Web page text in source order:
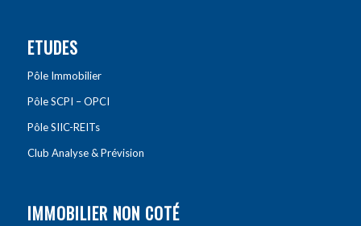
ETUDES
Pôle Immobilier
Pôle SCPI – OPCI
Pôle SIIC-REITs
Club Analyse & Prévision
IMMOBILIER NON COTÉ